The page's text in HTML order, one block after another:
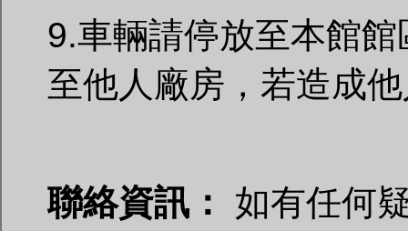
9.車輛請停放至本館
至他人廠房，若造成
聯絡資訊： 如有任何